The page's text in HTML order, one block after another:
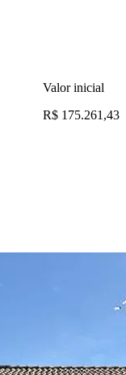
Valor inicial
R$ 175.261,43